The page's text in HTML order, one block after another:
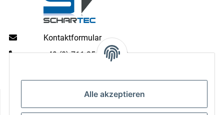
Alle akzeptieren
Kontaktformular
+49 (0) 711 35 13 16 00
Fr: 9 - 13 & 14 - 15.00 Uhr